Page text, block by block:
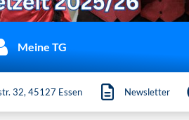
Meine TG
32, 45127 Essen Newsletter